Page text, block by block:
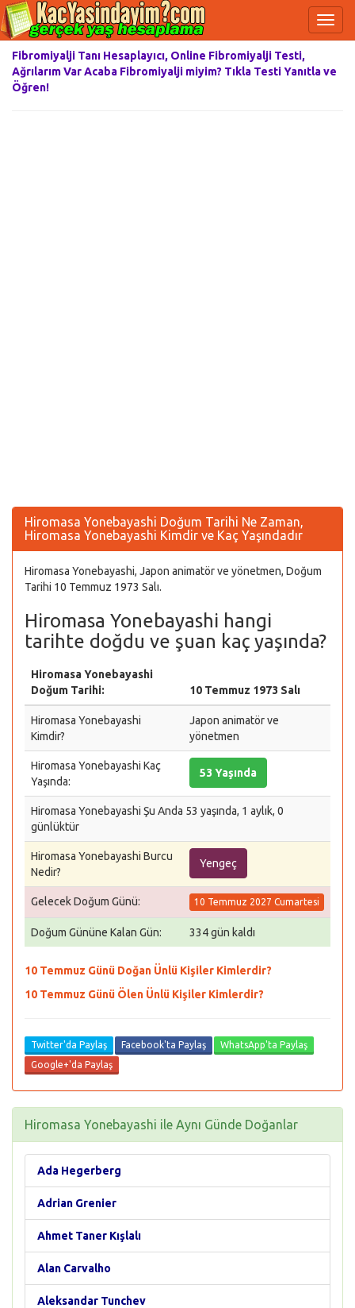
Fibromiyalji Tanı Hesaplayıcı, Online Fibromiyalji Testi,
Ağrılarım Var Acaba Fibromiyalji miyim? Tıkla Testi Yanıtla ve
Öğren!
Hiromasa Yonebayashi Doğum Tarihi Ne Zaman,
Hiromasa Yonebayashi Kimdir ve Kaç Yaşındadır
Hiromasa Yonebayashi, Japon animatör ve yönetmen, Doğum
Tarihi 10 Temmuz 1973 Salı.
Hiromasa Yonebayashi hangi
tarihte doğdu ve şuan kaç yaşında?
Hiromasa Yonebayashi
Doğum Tarihi:
10 Temmuz 1973 Salı
Hiromasa Yonebayashi
Kimdir?
Japon animatör ve
yönetmen
Hiromasa Yonebayashi Kaç
Yaşında:
53 Yaşında
Hiromasa Yonebayashi Şu Anda 53 yaşında, 1 aylık, 0
günlüktür
Hiromasa Yonebayashi Burcu
Nedir?
Yengeç
Gelecek Doğum Günü: 10 Temmuz 2027 Cumartesi
Doğum Gününe Kalan Gün: 334 gün kaldı
10 Temmuz Günü Doğan Ünlü Kişiler Kimlerdir?
10 Temmuz Günü Ölen Ünlü Kişiler Kimlerdir?
Twitter'da Paylaş Facebook'ta Paylaş
WhatsApp'ta Paylaş
Google+'da Paylaş
Hiromasa Yonebayashi ile Aynı Günde Doğanlar
Ada Hegerberg
Adrian Grenier
Ahmet Taner Kışlalı
Alan Carvalho
Aleksandar Tunchev